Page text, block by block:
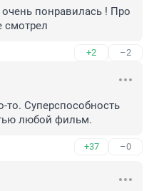
понравилась ! Про
смотрел
+2 –2
то. Суперспособность
любой фильм.
+37 –0